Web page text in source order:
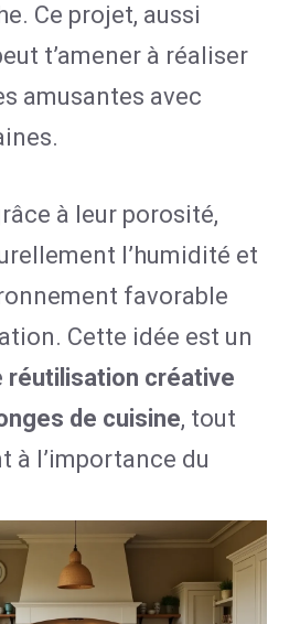
Ce projet, aussi
t’amener à réaliser
amusantes avec
à leur porosité,
l’humidité et
favorable
Cette idée est un
réutilisation créative
de cuisine, tout
à l’importance du